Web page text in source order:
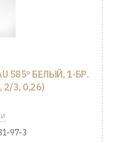
585º БЕЛЫЙ, 1-БР.
3, 0,26)
97-3